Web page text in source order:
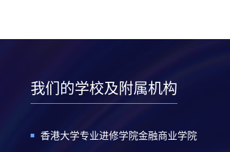
我们的学校及附属机构
香港大学专业进修学院金融商业学院